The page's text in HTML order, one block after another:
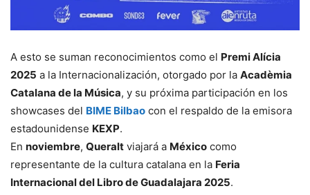
A esto se suman reconocimientos como el Premi Alícia
2025 a la Internacionalización, otorgado por la Acadèmia
Catalana de la Música, y su próxima participación en los
showcases del BIME Bilbao con el respaldo de la emisora
estadounidense KEXP.
En noviembre, Queralt viajará a México como
representante de la cultura catalana en la Feria
Internacional del Libro de Guadalajara 2025.